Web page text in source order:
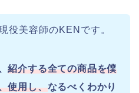
役美容師のKENです。
紹介する全ての商品を僕
使用し、なるべくわかり